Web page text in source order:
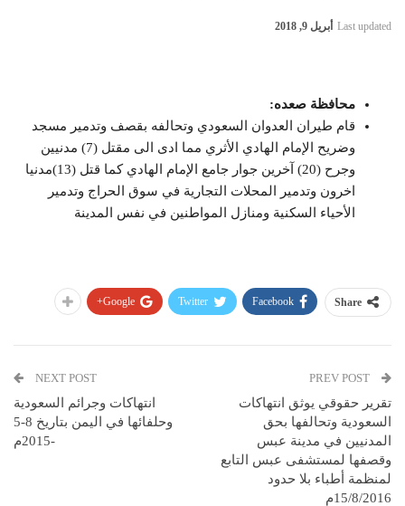
Last updated أبريل 9, 2018
محافظة صعده:
قام طيران العدوان السعودي وتحالفه بقصف وتدمير مسجد
وضريح الإمام الهادي الأثري مما ادى الى مقتل (7) مدنيين
وجرح (20) آخرين جوار جامع الإمام الهادي كما قتل (13)مدنيا
اخرون وتدمير المحلات التجارية في سوق الحراج وتدمير
الأحياء السكنية ومنازل المواطنين في نفس المدينة
Share
Facebook
Twitter
Google+
تقرير حقوقي يوثق انتهاكات
السعودية وتحالفها بحق
المدنيين في مدينة عبس
وقصفها لمستشفى عبس التابع
لمنظمة أطباء بلا حدود
15/8/2016م
NEXT POST
انتهاكات وجرائم السعودية
وحلفائها في اليمن بتاريخ 8-5
-2015م